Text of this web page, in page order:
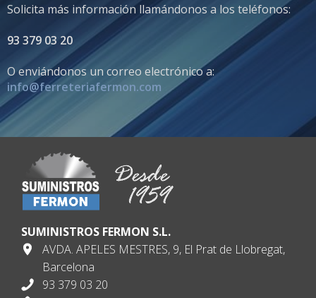
Solicita más información llamándonos a los teléfonos:
93 379 03 20
O enviándonos un correo electrónico a:
info@ferreteriafermon.com
SUMINISTROS FERMON S.L.
AVDA. APELES MESTRES, 9, El Prat de Llobregat,
Barcelona
93 379 03 20